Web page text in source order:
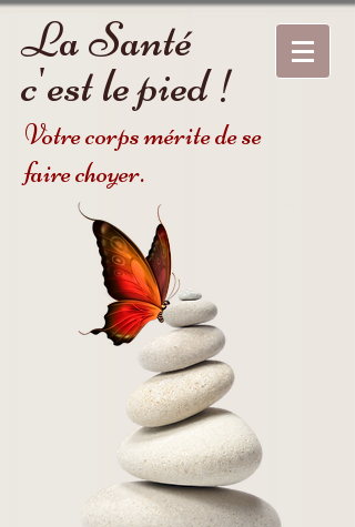
La Santé
c'est le pied !
Votre corps mérite de se
faire choyer.